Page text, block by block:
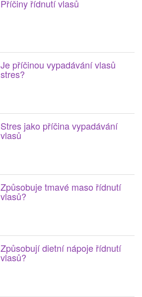
Příčiny řídnutí vlasů
Je příčinou vypadávání vlasů
stres?
Stres jako příčina vypadávání
vlasů
Způsobuje tmavé maso řídnutí
vlasů?
Způsobují dietní nápoje řídnutí
vlasů?